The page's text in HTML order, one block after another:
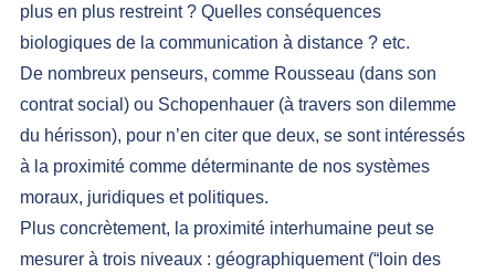
plus en plus restreint ? Quelles conséquences
biologiques de la communication à distance ? etc.
De nombreux penseurs, comme Rousseau (dans son
contrat social ) ou Schopenhauer (à travers son dilemme
du hérisson), pour n’en citer que deux, se sont intéressés
à la proximité comme déterminante de nos systèmes
moraux, juridiques et politiques.
Plus concrètement, la proximité interhumaine peut se
mesurer à trois niveaux : géographiquement (“loin des